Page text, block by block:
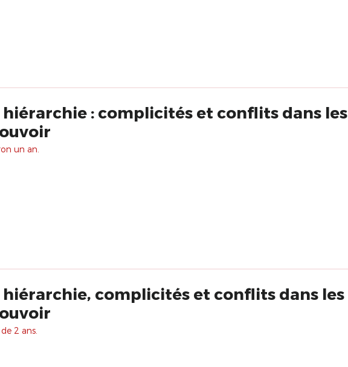
hiérarchie : complicités et conflits dans les
un an.
hiérarchie, complicités et conflits dans les
2 ans.